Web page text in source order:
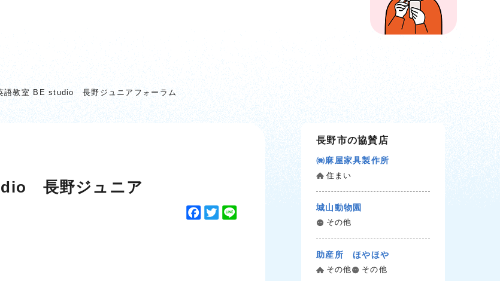
語教室 BE studio 長野ジュニアフォーラム
長野ジュニア
F
T
長野市の協賛店
㈱麻屋家具製作所
住まい
城山動物園
その他
助産所 ほやほや
その他 その他